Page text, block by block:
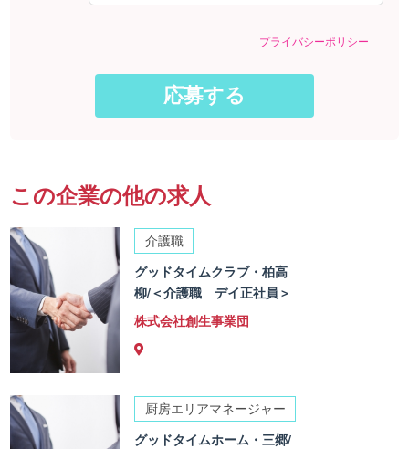
プライバシーポリシー
この企業の他の求人
介護職
グッドタイムクラブ・柏高
柳/＜介護職 デイ正社員＞
株式会社創生事業団
厨房エリアマネージャー
グッドタイムホーム・三郷/